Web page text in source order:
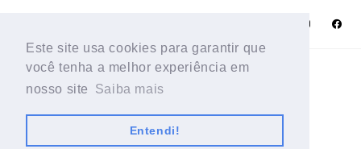
Este site usa cookies para garantir que
você tenha a melhor experiência em
nosso site
Saiba mais
Entendi!
Este site usa cookies para garantir que
você tenha a melhor experiência em
nosso site
Saiba mais
Entendi!